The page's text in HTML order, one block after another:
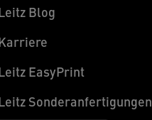
Blog
EasyPrint
Sonderanfertigungen